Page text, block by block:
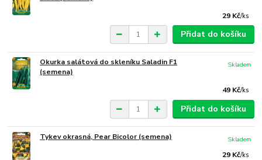
29 Kč/ks
Přidat do košíku
Okurka salátová do skleníku Saladin F1
(semena)
49 Kč/ks
Skladem
Přidat do košíku
Tykev okrasná, Pear Bicolor (semena)
29 Kč/ks
Skladem